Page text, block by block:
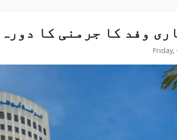
وفد کا جرمنی کا